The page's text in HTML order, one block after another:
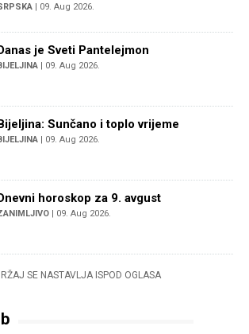
| 09. Aug 2026.
je Sveti Pantelejmon
| 09. Aug 2026.
Sunčano i toplo vrijeme
| 09. Aug 2026.
horoskop za 9. avgust
| 09. Aug 2026.
SE NASTAVLJA ISPOD OGLASA